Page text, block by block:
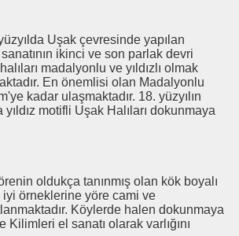
Uşak çevresinde yapılan
ikinci ve son parlak devri
madalyonlu ve yıldızlı olmak
En önemlisi olan Madalyonlu
kadar ulaşmaktadır. 18. yüzyılın
motifli Uşak Halıları dokunmaya
oldukça tanınmış olan kök boyalı
örneklerine yöre cami ve
Köylerde halen dokunmaya
Kilimleri el sanatı olarak varlığını